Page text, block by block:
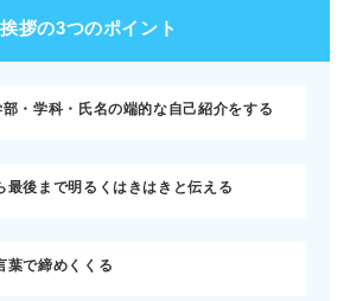
拶の3つのポイント
・学科・氏名の端的な自己紹介をする
最後まで明るくはきはきと伝える
葉で締めくくる